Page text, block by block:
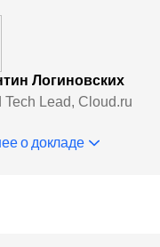
Логиновских
Tech Lead, Cloud.ru
о докладе